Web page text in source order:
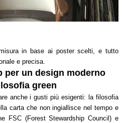
in base ai poster scelti, e tutto
e precisa.
per un design moderno
green
anche i gusti più esigenti: la filosofia
carta che non ingiallisce nel tempo e
FSC (Forest Stewardship Council) e